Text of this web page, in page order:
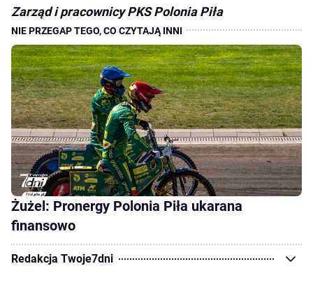
Zarząd i pracownicy PKS Polonia Piła
Żużel: Pronergy Polonia Piła ukarana
finansowo
Redakcja Twoje7dni